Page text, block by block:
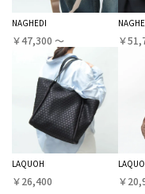
NAGHEDI
￥47,300 〜 ￥
LAQUOH
￥26,400 ￥